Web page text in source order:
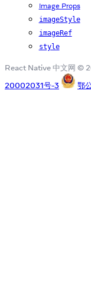
Image Props
imageStyle
imageRef
style
React Native 中文网 ©
20002031号-3
鄂